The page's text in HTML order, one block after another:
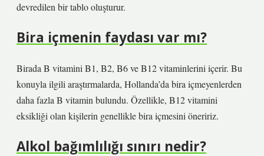
devredilen bir tablo oluşturur.
Bira içmenin faydası var mı?
Birada B vitamini B1, B2, B6 ve B12 vitaminlerini içerir. Bu
konuyla ilgili araştırmalarda, Hollanda’da bira içmeyenlerden
daha fazla B vitamin bulundu. Özellikle, B12 vitamini
eksikliği olan kişilerin genellikle bira içmesini öneririz.
Alkol bağımlılığı sınırı nedir?